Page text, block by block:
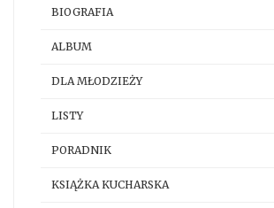
BIOGRAFIA
ALBUM
DLA MŁODZIEŻY
LISTY
PORADNIK
KSIĄŻKA KUCHARSKA